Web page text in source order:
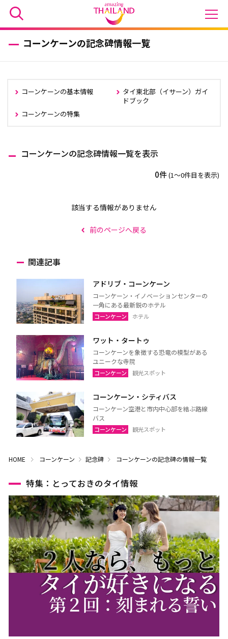
コーンケーンの記念碑情報一覧
コーンケーンの基本情報
タイ東北部（イサーン）ガイ
ドブック
コーンケーンの特集
コーンケーンの記念碑情報一覧を表示
0件(1〜0件目を表示)
該当する情報がありません
前のページへ戻る
関連記事
アドリブ・コーンケーン
コーンケーン・イノベーションセンターの
一角にある最新鋭のホテル
コーンケーン ホテル
ワット・タートゥ
コーンケーンを象徴する恐竜の模型がある
ユニークな寺院
コーンケーン 観光スポット
コーンケーン・シティバス
コーンケーン空港と市内中心部を結ぶ路線
バス
コーンケーン 観光スポット
HOME コーンケーン 記念碑 コーンケーンの記念碑の情報一覧
特集：とっておきのタイ情報